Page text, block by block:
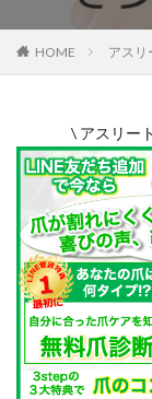
HOME アスリ
\ アスリー
長崎県